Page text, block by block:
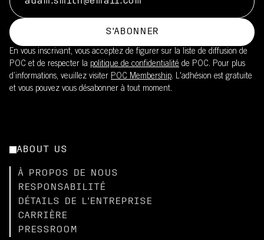
S'ABONNER
En vous inscrivant, vous acceptez de figurer sur la liste de diffusion de
POC et de respecter la politique de confidentialité de POC. Pour plus
d’informations, veuillez visiter POC Membership. L'adhésion est gratuite
et vous pouvez vous désabonner à tout moment.
ABOUT US
À PROPOS DE NOUS
RESPONSABILITÉ
DÉTAILS DE L'ENTREPRISE
CARRIÈRE
PRESSROOM